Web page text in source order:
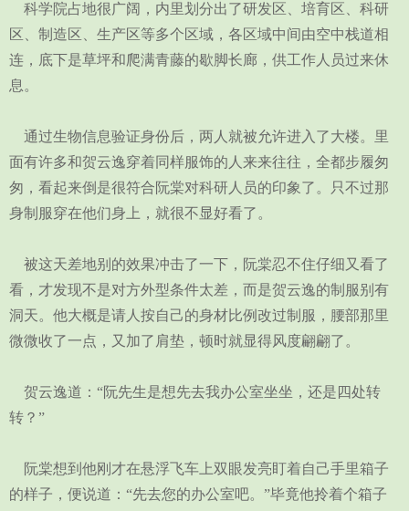
科学院占地很广阔，内里划分出了研发区、培育区、科研
区、制造区、生产区等多个区域，各区域中间由空中栈道相
连，底下是草坪和爬满青藤的歇脚长廊，供工作人员过来休
息。
通过生物信息验证身份后，两人就被允许进入了大楼。里
面有许多和贺云逸穿着同样服饰的人来来往往，全都步履匆
匆，看起来倒是很符合阮棠对科研人员的印象了。只不过那
身制服穿在他们身上，就很不显好看了。
被这天差地别的效果冲击了一下，阮棠忍不住仔细又看了
看，才发现不是对方外型条件太差，而是贺云逸的制服别有
洞天。他大概是请人按自己的身材比例改过制服，腰部那里
微微收了一点，又加了肩垫，顿时就显得风度翩翩了。
贺云逸道：“阮先生是想先去我办公室坐坐，还是四处转
转？”
阮棠想到他刚才在悬浮飞车上双眼发亮盯着自己手里箱子
的样子，便说道：“先去您的办公室吧。”毕竟他拎着个箱子